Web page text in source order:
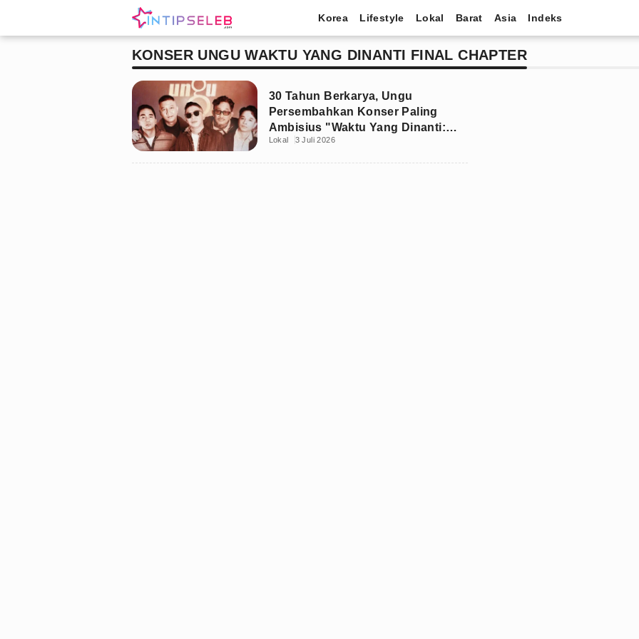
Korea Lifestyle Lokal Barat Asia Indeks
KONSER UNGU WAKTU YANG DINANTI FINAL CHAPTER
30 Tahun Berkarya, Ungu
Persembahkan Konser Paling
Ambisius "Waktu Yang Dinanti:
Final Chapter"
Lokal 3 Juli 2026